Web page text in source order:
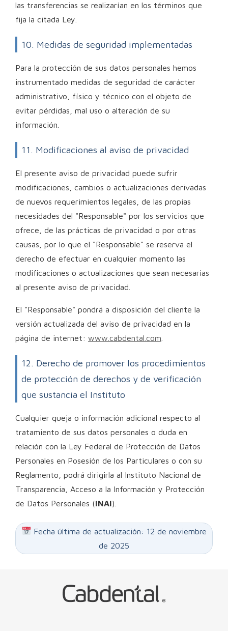
las transferencias se realizarían en los términos que
fija la citada Ley.
10. Medidas de seguridad implementadas
Para la protección de sus datos personales hemos
instrumentado medidas de seguridad de carácter
administrativo, físico y técnico con el objeto de
evitar pérdidas, mal uso o alteración de su
información.
11. Modificaciones al aviso de privacidad
El presente aviso de privacidad puede sufrir
modificaciones, cambios o actualizaciones derivadas
de nuevos requerimientos legales, de las propias
necesidades del "Responsable" por los servicios que
ofrece, de las prácticas de privacidad o por otras
causas, por lo que el "Responsable" se reserva el
derecho de efectuar en cualquier momento las
modificaciones o actualizaciones que sean necesarias
al presente aviso de privacidad.
El "Responsable" pondrá a disposición del cliente la
versión actualizada del aviso de privacidad en la
página de internet: www.cabdental.com
12. Derecho de promover los procedimientos
de protección de derechos y de verificación
que sustancia el Instituto
Cualquier queja o información adicional respecto al
tratamiento de sus datos personales o duda en
relación con la Ley Federal de Protección de Datos
Personales en Posesión de los Particulares o con su
Reglamento, podrá dirigirla al Instituto Nacional de
Transparencia, Acceso a la Información y Protección
de Datos Personales (INAI).
Fecha última de actualización: 12 de noviembre
de 2025